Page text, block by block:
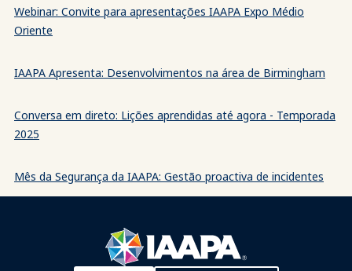
Webinar: Convite para apresentações IAAPA Expo Médio
Oriente
IAAPA Apresenta: Desenvolvimentos na área de Birmingham
Conversa em direto: Lições aprendidas até agora - Temporada
2025
Mês da Segurança da IAAPA: Gestão proactiva de incidentes